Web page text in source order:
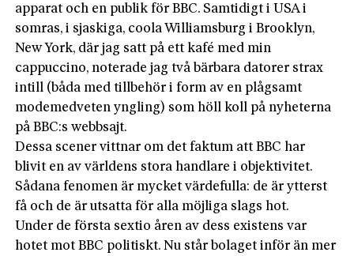
apparat och en publik för BBC. Samtidigt i USA i
somras, i sjaskiga, coola Williamsburg i Brooklyn,
New York, där jag satt på ett kafé med min
cappuccino, noterade jag två bärbara datorer strax
intill (båda med tillbehör i form av en plågsamt
modemedveten yngling) som höll koll på nyheterna
på BBC:s webbsajt.
Dessa scener vittnar om det faktum att BBC har
blivit en av världens stora handlare i objektivitet.
Sådana fenomen är mycket värdefulla: de är ytterst
få och de är utsatta för alla möjliga slags hot.
Under de första sextio åren av dess existens var
hotet mot BBC politiskt. Nu står bolaget inför än mer